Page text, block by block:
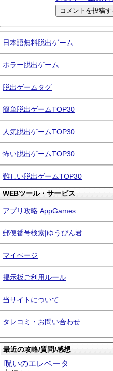
日本語無料脱出ゲーム
ホラー脱出ゲーム
脱出ゲームタグ
簡単脱出ゲームTOP30
人気脱出ゲームTOP30
怖い脱出ゲームTOP30
難しい脱出ゲームTOP30
WEBツール・サービス
アプリ攻略 AppGames
郵便番号検索|ゆうびん君
マイページ
掲示板ご利用ルール
当サイトについて
タレコミ・お問い合わせ
最近の攻略/質問/感想
呪いのエレベータ